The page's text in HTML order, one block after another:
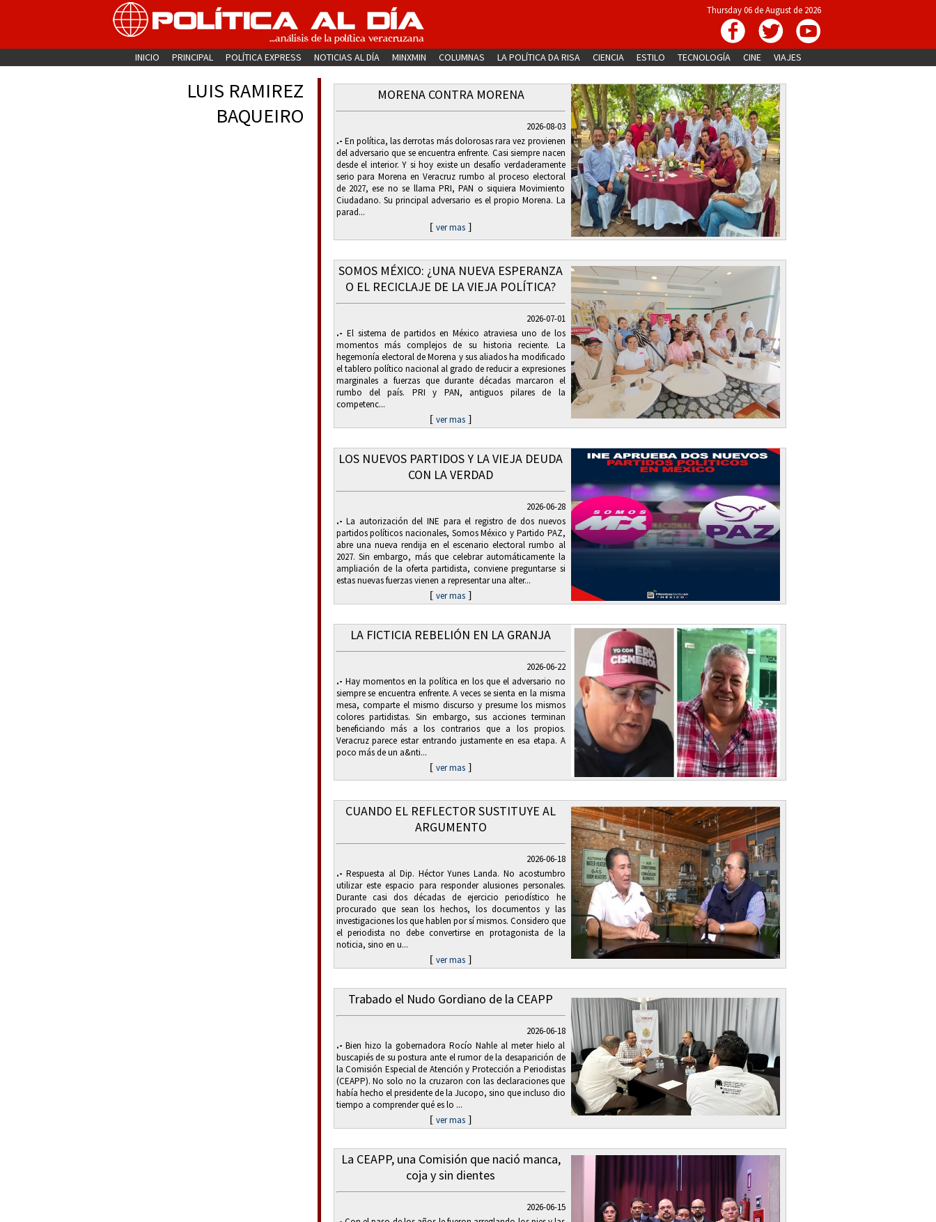
Thursday 06 de August de 2026
INICIO PRINCIPAL POLÍTICA EXPRESS NOTICIAS AL DÍA MINXMIN COLUMNAS LA POLÍTICA DA RISA CIENCIA ESTILO TECNOLOGÍA CINE VIAJES
LUIS RAMIREZ
BAQUEIRO
MORENA CONTRA MORENA
2026-08-03
.- En política, las derrotas más dolorosas rara vez provienen
del adversario que se encuentra enfrente. Casi siempre nacen
desde el interior. Y si hoy existe un desafío verdaderamente
serio para Morena en Veracruz rumbo al proceso electoral
de 2027, ese no se llama PRI, PAN o siquiera Movimiento
Ciudadano. Su principal adversario es el propio Morena. La
parad...
[ ver mas ]
SOMOS MÉXICO: ¿UNA NUEVA ESPERANZA
O EL RECICLAJE DE LA VIEJA POLÍTICA?
2026-07-01
.- El sistema de partidos en México atraviesa uno de los
momentos más complejos de su historia reciente. La
hegemonía electoral de Morena y sus aliados ha modificado
el tablero político nacional al grado de reducir a expresiones
marginales a fuerzas que durante décadas marcaron el
rumbo del país. PRI y PAN, antiguos pilares de la
competenc...
[ ver mas ]
LOS NUEVOS PARTIDOS Y LA VIEJA DEUDA
CON LA VERDAD
2026-06-28
.- La autorización del INE para el registro de dos nuevos
partidos políticos nacionales, Somos México y Partido PAZ,
abre una nueva rendija en el escenario electoral rumbo al
2027. Sin embargo, más que celebrar automáticamente la
ampliación de la oferta partidista, conviene preguntarse si
estas nuevas fuerzas vienen a representar una alter...
[ ver mas ]
LA FICTICIA REBELIÓN EN LA GRANJA
2026-06-22
.- Hay momentos en la política en los que el adversario no
siempre se encuentra enfrente. A veces se sienta en la misma
mesa, comparte el mismo discurso y presume los mismos
colores partidistas. Sin embargo, sus acciones terminan
beneficiando más a los contrarios que a los propios.
Veracruz parece estar entrando justamente en esa etapa. A
poco más de un a&nti...
[ ver mas ]
CUANDO EL REFLECTOR SUSTITUYE AL
ARGUMENTO
2026-06-18
.- Respuesta al Dip. Héctor Yunes Landa. No acostumbro
utilizar este espacio para responder alusiones personales.
Durante casi dos décadas de ejercicio periodístico he
procurado que sean los hechos, los documentos y las
investigaciones los que hablen por sí mismos. Considero que
el periodista no debe convertirse en protagonista de la
noticia, sino en u...
[ ver mas ]
Trabado el Nudo Gordiano de la CEAPP
2026-06-18
.- Bien hizo la gobernadora Rocío Nahle al meter hielo al
buscapiés de su postura ante el rumor de la desaparición de
la Comisión Especial de Atención y Protección a Periodistas
(CEAPP). No solo no la cruzaron con las declaraciones que
había hecho el presidente de la Jucopo, sino que incluso dio
tiempo a comprender qué es lo ...
[ ver mas ]
La CEAPP, una Comisión que nació manca,
coja y sin dientes
2026-06-15